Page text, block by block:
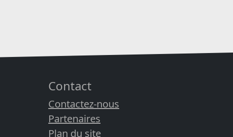
Contact
Contactez-nous
Partenaires
Plan du site